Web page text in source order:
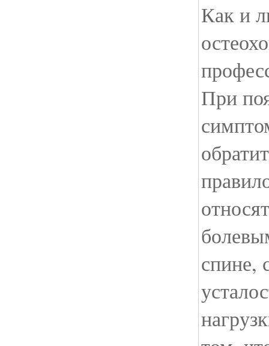
Как и
При
спине,